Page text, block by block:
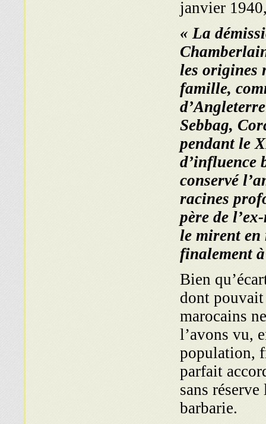
janvier
« La
les origines
famille,
Sebbag,
pendant le
d’influence
conservé
racines
père de
le mirent en
finalement
Bien
dont
marocains
l’avons vu,
population,
parfait
sans
barbarie.